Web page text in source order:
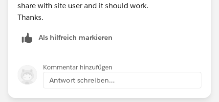
share with site user and it should work.
Thanks.
Als hilfreich markieren
Kommentar hinzufügen
Antwort schreiben...